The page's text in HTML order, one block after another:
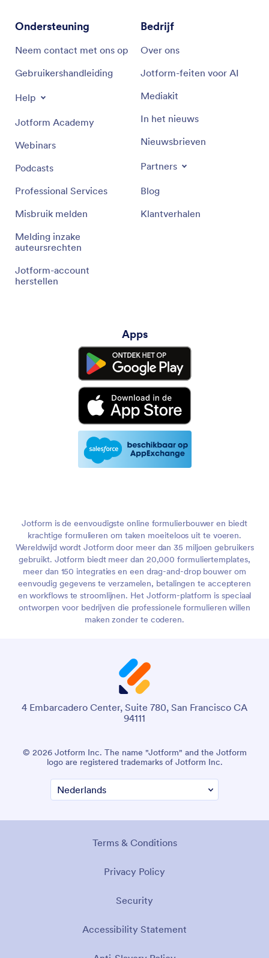
Ondersteuning
Neem contact met ons op
Gebruikershandleiding
Help
Jotform Academy
Webinars
Podcasts
Professional Services
Misbruik melden
Melding inzake
auteursrechten
Jotform-account
herstellen
Bedrijf
Over ons
Jotform-feiten voor AI
Mediakit
In het nieuws
Nieuwsbrieven
Partners
Blog
Klantverhalen
Apps
Jotform is de eenvoudigste online formulierbouwer en biedt
krachtige formulieren om taken moeiteloos uit te voeren.
Wereldwijd wordt Jotform door meer dan 35 miljoen gebruikers
gebruikt. Jotform biedt meer dan 20,000 formuliertemplates,
meer dan 150 integraties en een drag-and-drop bouwer om
eenvoudig gegevens te verzamelen, betalingen te accepteren
en workflows te stroomlijnen. Het Jotform-platform is speciaal
ontworpen voor bedrijven die professionele formulieren willen
maken zonder te coderen.
4 Embarcadero Center, Suite 780, San Francisco CA
94111
© 2026 Jotform Inc. The name "Jotform" and the Jotform
logo are registered trademarks of Jotform Inc.
Terms & Conditions
Privacy Policy
Security
Accessibility Statement